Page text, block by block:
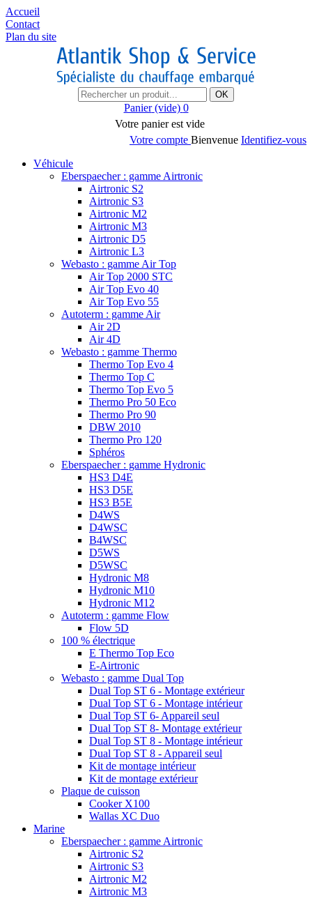
Accueil
Contact
Plan du site
OK
Panier (vide) 0
Votre panier est vide
Votre compte Bienvenue Identifiez-vous
Véhicule
Eberspaecher : gamme Airtronic
Airtronic S2
Airtronic S3
Airtronic M2
Airtronic M3
Airtronic D5
Airtronic L3
Webasto : gamme Air Top
Air Top 2000 STC
Air Top Evo 40
Air Top Evo 55
Autoterm : gamme Air
Air 2D
Air 4D
Webasto : gamme Thermo
Thermo Top Evo 4
Thermo Top C
Thermo Top Evo 5
Thermo Pro 50 Eco
Thermo Pro 90
DBW 2010
Thermo Pro 120
Sphéros
Eberspaecher : gamme Hydronic
HS3 D4E
HS3 D5E
HS3 B5E
D4WS
D4WSC
B4WSC
D5WS
D5WSC
Hydronic M8
Hydronic M10
Hydronic M12
Autoterm : gamme Flow
Flow 5D
100 % électrique
E Thermo Top Eco
E-Airtronic
Webasto : gamme Dual Top
Dual Top ST 6 - Montage extérieur
Dual Top ST 6 - Montage intérieur
Dual Top ST 6- Appareil seul
Dual Top ST 8- Montage extérieur
Dual Top ST 8 - Montage intérieur
Dual Top ST 8 - Appareil seul
Kit de montage intérieur
Kit de montage extérieur
Plaque de cuisson
Cooker X100
Wallas XC Duo
Marine
Eberspaecher : gamme Airtronic
Airtronic S2
Airtronic S3
Airtronic M2
Airtronic M3